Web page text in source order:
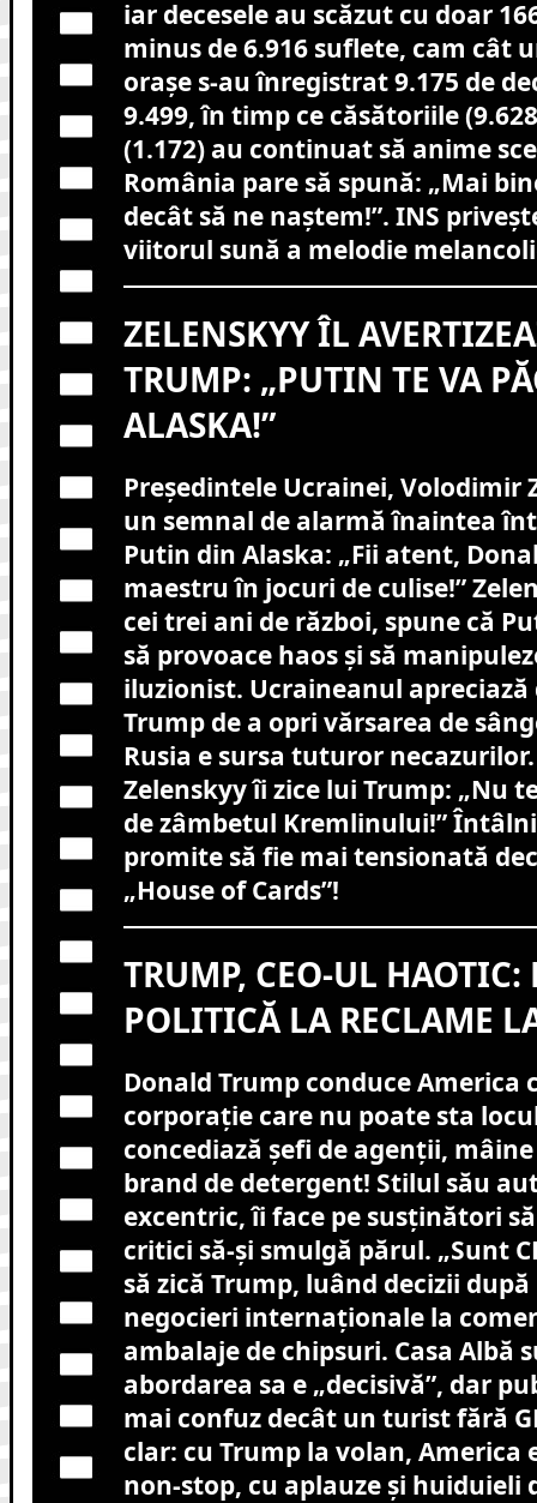
iar decesele au scăzut cu doar
minus de 6.916 suflete, cam cât
orașe s-au înregistrat 9.175 de
9.499, în timp ce căsătoriile
(1.172) au continuat să anime
România pare să spună: „Mai
decât să ne naștem!”. INS
viitorul sună a melodie
ZELENSKYY ÎL
TRUMP: „PUTIN TE VA
ALASKA!”
Președintele Ucrainei, Volodimir
un semnal de alarmă înaintea
Putin din Alaska: „Fii atent,
maestru în jocuri de culise!”
cei trei ani de război, spune că
să provoace haos și să
iluzionist. Ucraineanul
Trump de a opri vărsarea de
Rusia e sursa tuturor
Zelenskyy îi zice lui Trump: „Nu
de zâmbetul Kremlinului!”
promite să fie mai tensionată
„House of Cards”!
TRUMP, CEO-UL HAOTIC:
POLITICĂ LA RECLAME
Donald Trump conduce America
corporație care nu poate sta
concediază șefi de agenții,
brand de detergent! Stilul său
excentric, îi face pe susținători
critici să-și smulgă părul. „Sunt
să zică Trump, luând decizii
negocieri internaționale la
ambalaje de chipsuri. Casa Albă
abordarea sa e „decisivă”, dar
mai confuz decât un turist fără
clar: cu Trump la volan, America
non-stop, cu aplauze și huiduieli